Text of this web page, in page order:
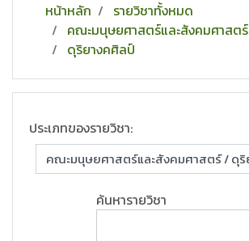
หน้าหลัก
รายวิชาทั้งหมด
คณะมนุษยศาสตร์และสังคมศาสตร์
ดุริยางคศิลป์
ประเภทของรายวิชา:
ค้นหารายวิชา